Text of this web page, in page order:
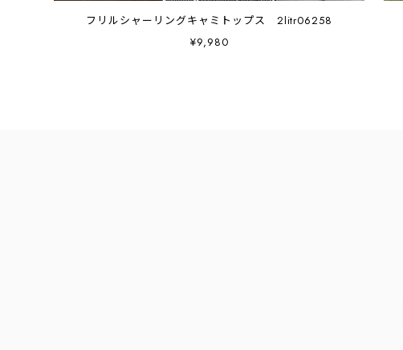
フリルシャーリングキャミトップス 2litr06258
¥9,980